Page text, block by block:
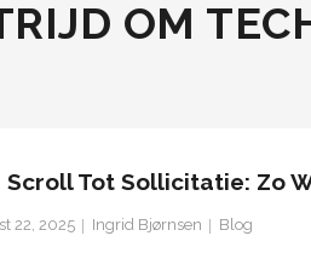
OM
Scroll Tot Sollicitatie: Zo
22, 2025 Ingrid Bjørnsen Blog